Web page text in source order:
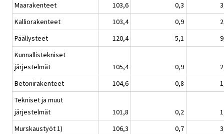
Maarakenteet
103,6 0,3
Kalliorakenteet
103,4 0,9
Päällysteet
120,4 5,1
Kunnallistekniset
järjestelmät
105,4 0,9
Betonirakenteet
104,6 0,8
Tekniset ja muut
järjestelmät
101,8 0,2
Murskaustyöt 1)
106,3 0,7